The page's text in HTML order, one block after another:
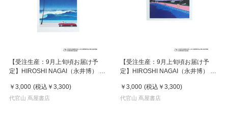
【受注生産：9月上旬頃お届け予
定】HIROSHI NAGAI（永井博） ×
スター / KTHN-PT Untitled 2
￥3,000 (税込 ￥3,300)
代官山 蔦屋書店
【受注生産：9月上旬頃お届け予
定】HIROSHI NAGAI（永井博） ×
スター / KTHN-PT Untitled 5
￥3,000 (税込 ￥3,300)
代官山 蔦屋書店